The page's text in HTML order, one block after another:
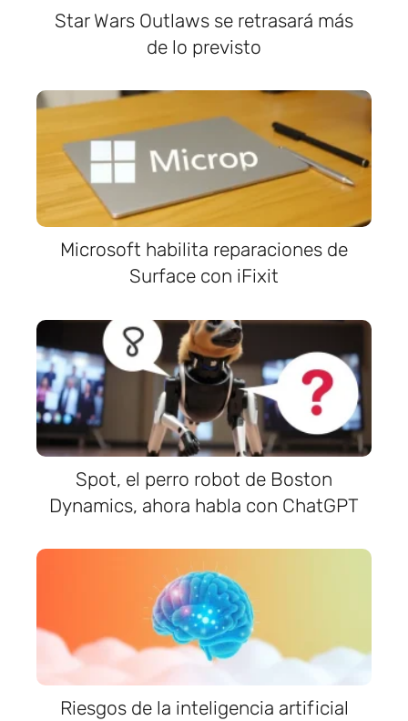
Star Wars Outlaws se retrasará más
de lo previsto
Microsoft habilita reparaciones de
Surface con iFixit
Spot, el perro robot de Boston
Dynamics, ahora habla con ChatGPT
Riesgos de la inteligencia artificial